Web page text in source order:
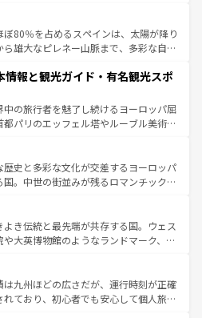
美しい田園風景やアマルフィ海岸の絶
も見逃せない。観光の合間には、本場の
絶品のイタリア料理を堪能することも
アで、忘れられない旅をしてみよう！
ア情報は
ぼ80％を占めるスペインは、太陽が降り
雄大なピレネー山脈まで、多彩な自然
では、情熱的なフラメンコ、熱気あふ
味しいタパスが生活の一部となってい
ドの洗練された雰囲気や、バルセロナの
から、地方では古代ローマ遺跡や中世
風土や気候が異なるスペインはその個
性で訪れる人を魅了する。 なお、新着のスペイン情報は コ
照してほしい。
情報と観光ガイド・有名観光スポ
中の旅行者を魅了し続けるヨーロッパ屈
パリのエッフェル塔やルーブル美術館
まっている。華麗な宮殿、歴史的な大
チ、そして豊かな自然が、訪れる者を心
た、フランスは美食の国としても知ら
発祥地であるランス、プロヴァンスの
ー畑など、多彩な楽しみ方が可能だ。さ
地域にも魅力が溢れており、どの街角に
とそれぞれで全く異なる文化を体験で
ろう。 なお、新着のフランス情報はコンテンツ一覧
。
歴史と多彩な文化が交差するヨーロッパ
国。中世の街並みが残るロマンチック街
どこを歩いても飽きることがない。ベ
気、バイエルン州のアルプスの絶景、そ
のワイン畑といった風景は必見。ビール
ひ体験してほしい。 なお、新着の
テンツ一覧を参照してほしい。
よき伝統と最先端が共存する国。ウェス
や大英博物館のようなランドマーク、歴
力がある。また、優雅なアフタヌーン
きにはたまらない英国パブ、サッカー観
らこそできる体験も豊富。イギリスを旅
は九州ほどの広さだが、運行時刻が正確
れており、初心者でも安心して個人旅行